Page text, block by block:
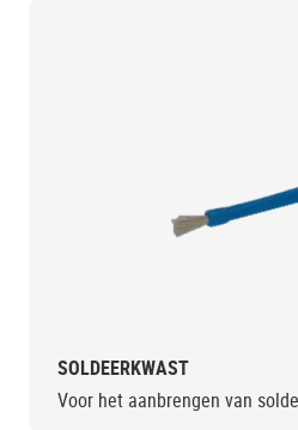
SOLDEERKWAST
Voor het aanbrengen van